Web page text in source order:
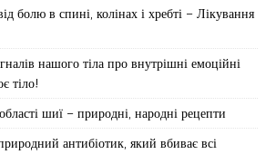
болю в спині, колінах і хребті – Лікування
нашого тіла про внутрішні емоційні
тіло!
шиї – природні, народні рецепти
антибіотик, який вбиває всі